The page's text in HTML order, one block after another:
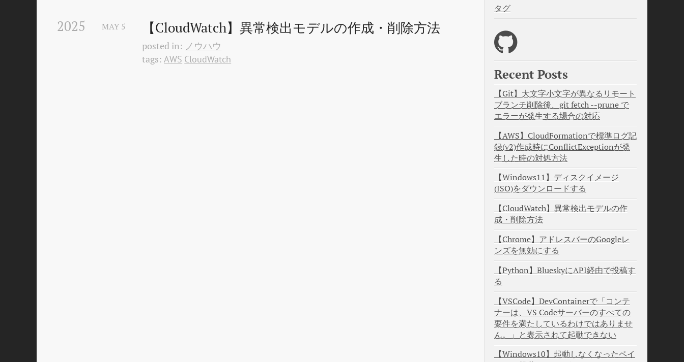
2025 【CloudWatch】異常検出モデルの作成・削除方法
MAY 5
posted in: ノウハウ
tags:AWS CloudWatch
タグ
Recent Posts
【Git】大文字小文字が異なるリモート
ブランチ削除後、git fetch --prune で
エラーが発生する場合の対応
【AWS】CloudFormationで標準ログ記
録(v2)作成時にConflictExceptionが発
生した時の対処方法
【Windows11】ディスクイメージ
(ISO)をダウンロードする
【CloudWatch】異常検出モデルの作
成・削除方法
【Chrome】アドレスバーのGoogleレ
ンズを無効にする
【Python】BlueskyにAPI経由で投稿す
る
【VSCode】DevContainerで「コンテ
ナーは、VS Codeサーバーのすべての
要件を満たしているわけではありませ
ん。」と表示されて起動できない
【Windows10】起動しなくなったペイ